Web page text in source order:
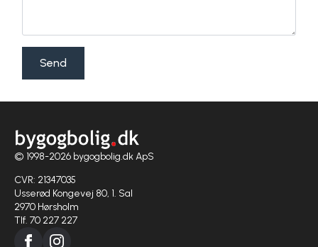
Send
© 1998-2026 bygogbolig.dk ApS
CVR: 21347035
Usserød Kongevej 80, 1. Sal
2970 Hørsholm
Tlf. 70 227 227